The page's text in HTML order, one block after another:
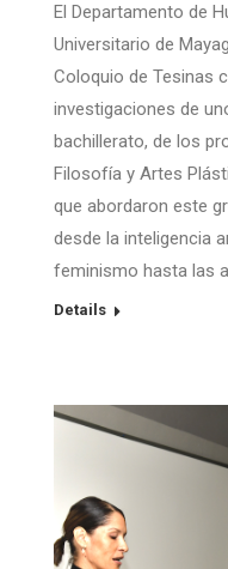
El Departamento de
Universitario de
Coloquio de Tesinas
investigaciones de
bachillerato, de los
Filosofía y Artes
que abordaron este
desde la inteligencia
feminismo hasta las
Details